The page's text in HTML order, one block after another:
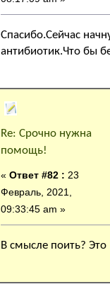
Спасибо.Сейчас
антибиотик.Что бы
Re: Срочно нужна
помощь!
« Ответ #82 : 23
Февраль, 2021,
09:33:45 am »
В смысле поить?